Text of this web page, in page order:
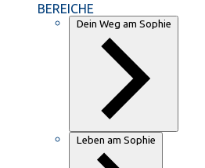
BEREICHE
Dein Weg am Sophie
Leben am Sophie